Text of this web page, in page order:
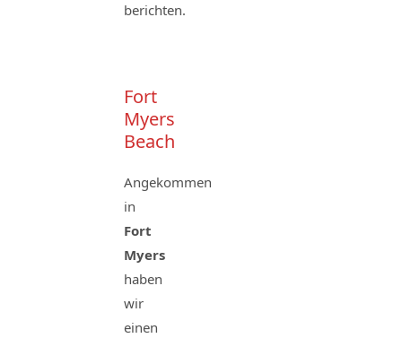
berichten.
Fort
Myers
Beach
Angekommen
in
Fort
Myers
haben
wir
einen